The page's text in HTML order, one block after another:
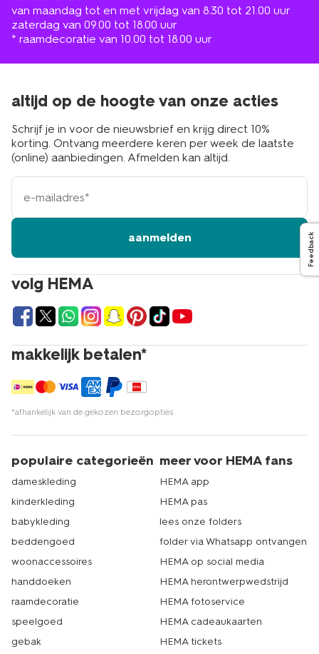
van maandag tot en met vrijdag van 8.30 tot 21.00 uur
zaterdag van 09.00 tot 18.00 uur
* raamdecoratie van 10.00 tot 18.00 uur
volg HEMA
makkelijk betalen*
*afhankelijk van de gekozen bezorgopties
altijd op de hoogte van onze acties
Schrijf je in voor de nieuwsbrief en krijg direct 10%
korting. Ontvang meerdere keren per week de laatste
(online) aanbiedingen. Afmelden kan altijd.
e-
mailadres
aanmelden
populaire categorieën
dameskleding
kinderkleding
babykleding
beddengoed
woonaccessoires
handdoeken
raamdecoratie
speelgoed
gebak
meer voor HEMA fans
HEMA app
HEMA pas
lees onze folders
folder via Whatsapp ontvangen
HEMA op social media
HEMA herontwerpwedstrijd
HEMA fotoservice
HEMA cadeaukaarten
HEMA tickets
Feedback